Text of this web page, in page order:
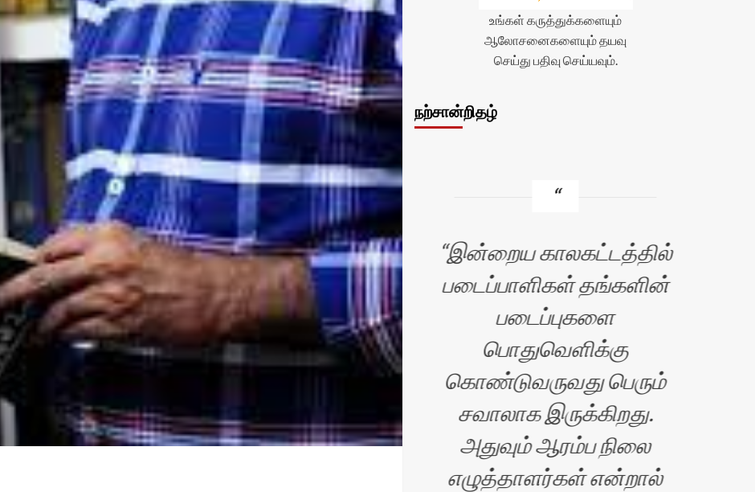
உங்கள் கருத்துக்களையும்
ஆலோசனைகளையும் தயவு
செய்து பதிவு செய்யவும்.
நற்சான்றிதழ்
வணக்கம்..தங்களது
சிறுகதைகள் தளம்
பார்த்தேன். எனது இரண்டு
கதைகளும் கூட இருந்தது.
மிக்க மகிழ்ச்சி…நல்ல
முயற்சி.. வாழ்த்துக்கள்..
நன்றி.
இன்றைய காலகட்டத்தில்
படைப்பாளிகள் தங்களின்
படைப்புகளை
பொதுவெளிக்கு
கொண்டுவருவது பெரும்
சவாலாக இருக்கிறது.
அதுவும் ஆரம்ப நிலை
எழுத்தாளர்கள் என்றால்